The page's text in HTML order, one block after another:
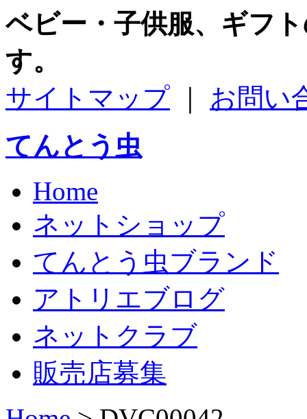
ベビー・子供服、ギフ
す。
サイトマップ
お問い
てんとう虫
Home
ネットショップ
てんとう虫ブランド
アトリエブログ
ネットクラブ
販売店募集